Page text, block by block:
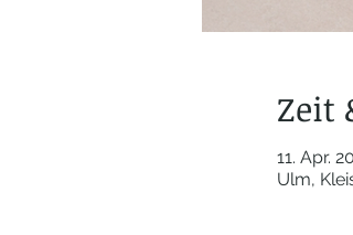
Zeit
11. Apr.
Ulm,